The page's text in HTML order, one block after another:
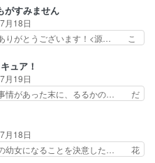
がない。1… いや～、めちゃく
。瑞佳は… キャラデザが映える
本に歩…
定！＼(^o^)／ラ… プロローグ
らの浮世離れし… 茉里のボクシ
さ格好良かっ… 今回はゲストが
の作画さん… あほって言う茉里
ェーの… ３話の地味に好きポイ
ラが… ボクシング部部員たちの
ん…
がすみません
7月18日
ありがとうございます！<源… こ
てテストの結果が酷く… 糸ちゃ
んのお買い物シーン… ３話にし
が楽しみになっち… 類くんの将
いまだまだ甘え… 前髪ぱっつん
てからの話… 最後の「かわい
あれは成田… 糸と4人の弟の関
していく…
ュア！
7月19日
情があった末に、るるかの… だ
、エリザさんの回で「… 「マジ
上映の「公タロウ」… キュアエ
りくれあだったか… エクレール
え合わせの時だ… これで自分も
7月18日
幼女になることを決意した… 花